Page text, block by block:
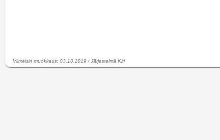
Viimeisin muokkaus: 03.10.2019 /Järjestelmä Kiti